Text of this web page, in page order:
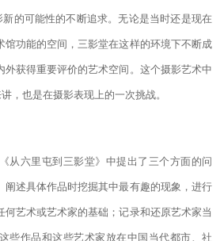
新的可能性的不断追求。无论是当时还是现在
馆功能的空间，三影堂在这样的环境下不断成
外获得重要评价的艺术空间。这个摄影艺术中
，也是在摄影表现上的一次挑战。
从六里屯到三影堂》中提出了三个方面的问
阐述具体作品时挖掘其中最有趣的现象，进行
何艺术或艺术家的基础；记录和还原艺术家当
些作品和这些艺术家放在中国当代都市、社